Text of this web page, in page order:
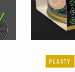
PLASTY